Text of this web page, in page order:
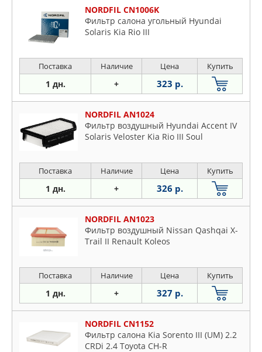
NORDFIL CN1006K
Фильтр салона угольный Hyundai
Solaris Kia Rio III
Поставка Наличие Цена Купить
1 дн. + 323 р.
NORDFIL AN1024
Фильтр воздушный Hyundai Accent IV
Solaris Veloster Kia Rio III Soul
Поставка Наличие Цена Купить
1 дн. + 326 р.
NORDFIL AN1023
Фильтр воздушный Nissan Qashqai X-
Trail II Renault Koleos
Поставка Наличие Цена Купить
1 дн. + 327 р.
NORDFIL CN1152
Фильтр салона Kia Sorento III (UM) 2.2
CRDi 2.4 Toyota CH-R